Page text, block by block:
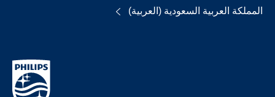
المملكة العربية السعودية (العربية)